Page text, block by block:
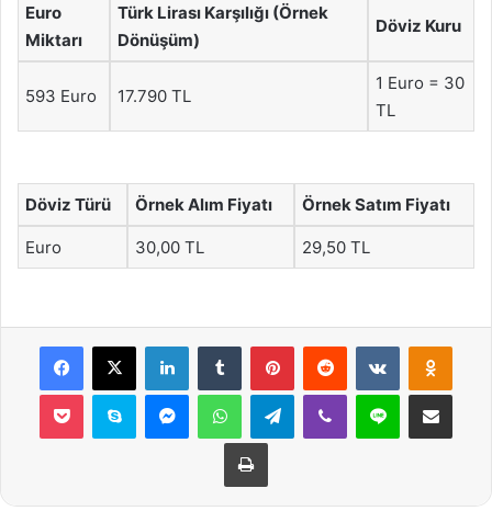
Euro
Miktarı
Türk Lirası Karşılığı (Örnek
Dönüşüm)
Döviz Kuru
593 Euro 17.790 TL
1 Euro = 30
TL
Döviz Türü Örnek Alım Fiyatı Örnek Satım Fiyatı
Euro 30,00 TL 29,50 TL
Facebook
X LinkedInTumblr PinterestReddit VKontakte
Pocket Skype MessengerWhatsAppTelegramViber Line E-Posta ile
Yazdır